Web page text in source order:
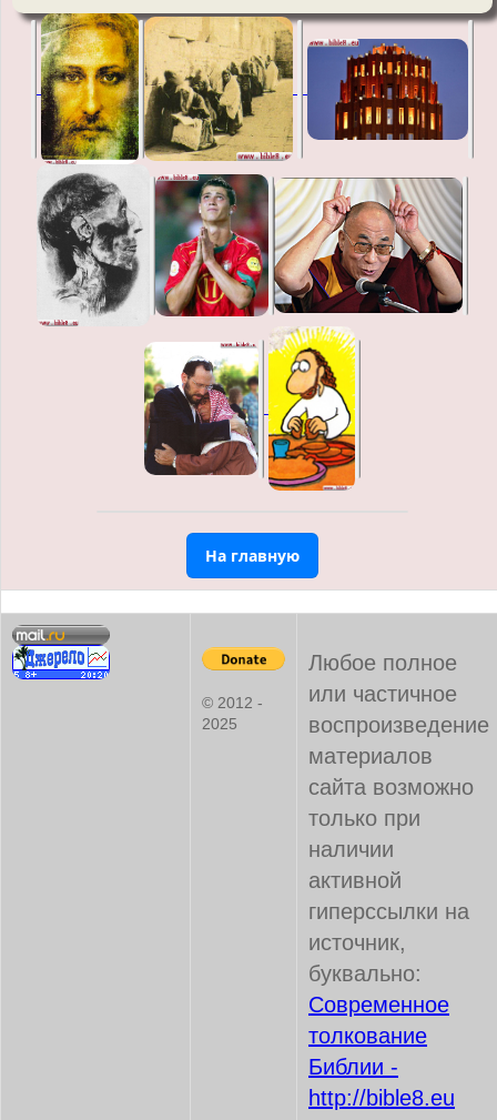
На главную
© 2012 -
2025
Любое полное
или частичное
воспроизведение
материалов
сайта возможно
только при
наличии
активной
гиперссылки на
источник,
буквально:
Современное
толкование
Библии -
http://bible8.eu